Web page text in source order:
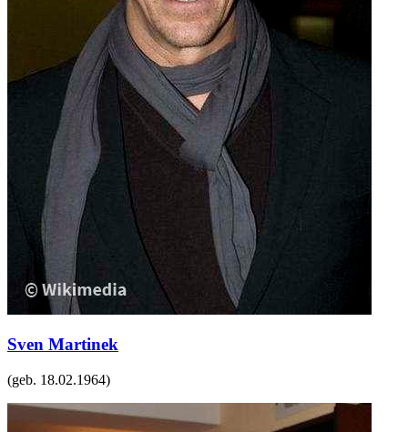
Sven Martinek
(geb. 18.02.1964)